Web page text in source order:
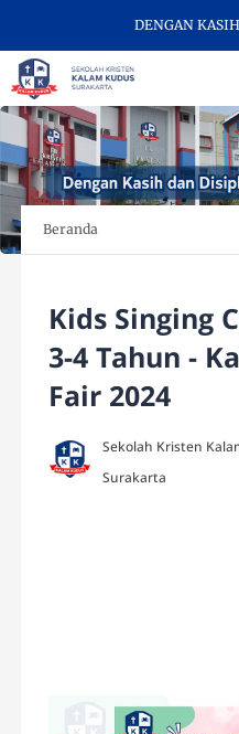
DENGAN KASIH
Beranda
Kids Singing
3-4 Tahun -
Fair 2024
Sekolah Kristen
Surakarta